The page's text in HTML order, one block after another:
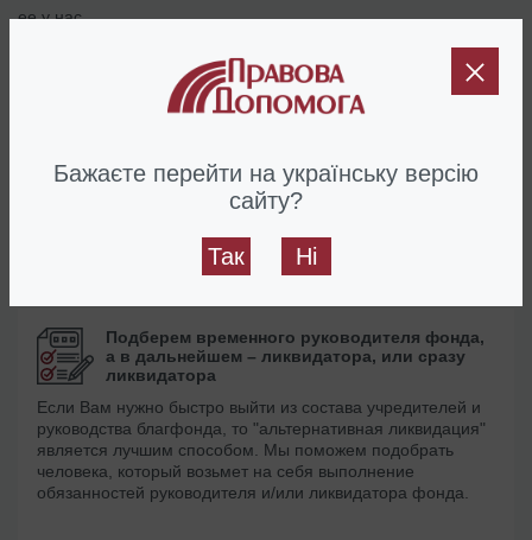
ее у нас.
Если же у Вас много вопросов или они являются
нестандартными, рекомендуем заказать "Дорожную карту".
Стоимость "Дорожной карты" также входит в цену услуги, если
Вы решите заказать у нас сопровождение ликвидации фонда.
Почему именно мы
Подберем временного руководителя фонда,
а в дальнейшем – ликвидатора, или сразу
ликвидатора
Если Вам нужно быстро выйти из состава учредителей и
руководства благфонда, то "альтернативная ликвидация"
является лучшим способом. Мы поможем подобрать
человека, который возьмет на себя выполнение
обязанностей руководителя и/или ликвидатора фонда.
Бажаєте перейти на українську версію
сайту?
Так Ні